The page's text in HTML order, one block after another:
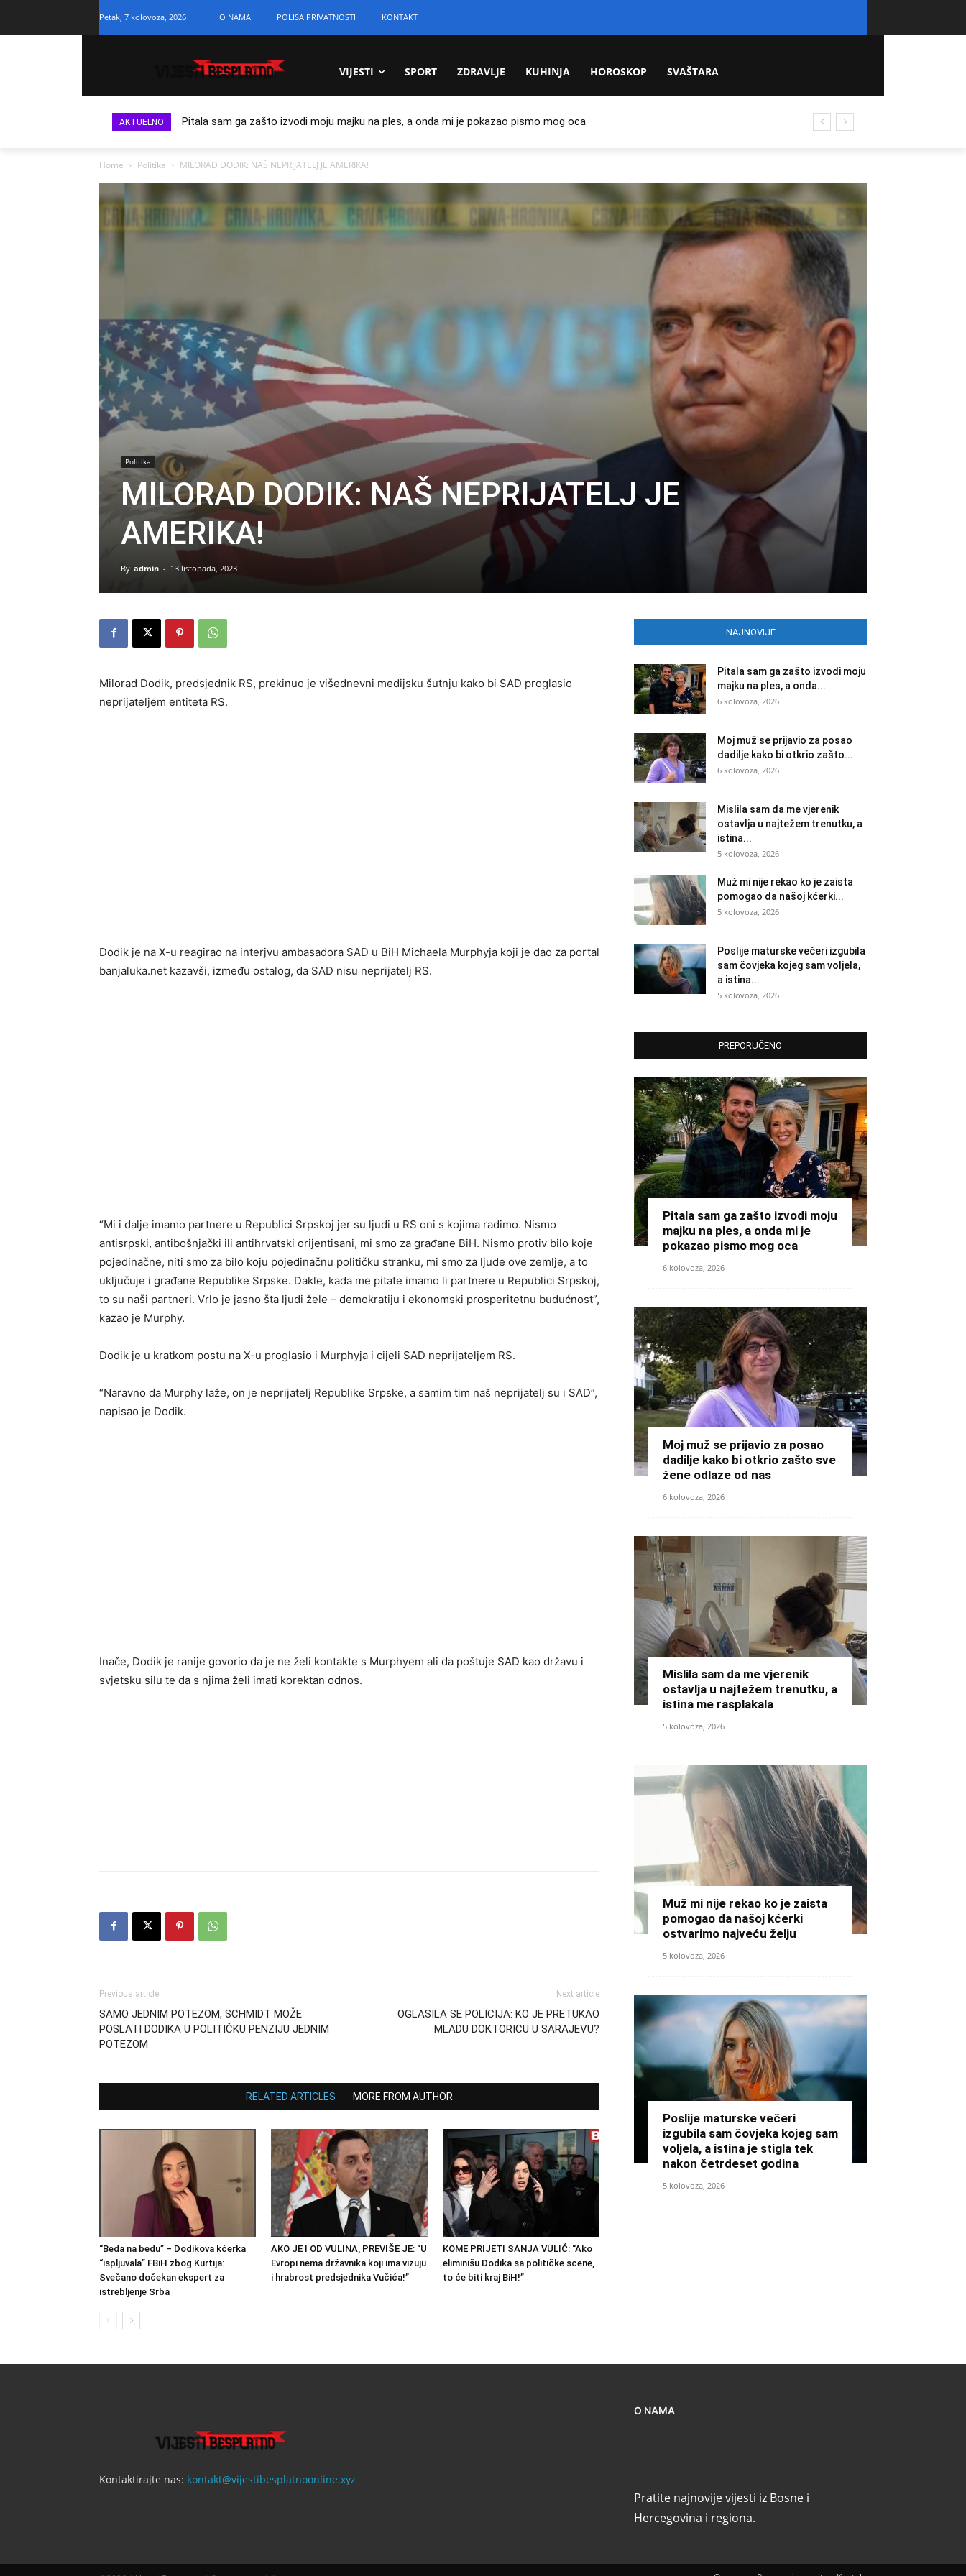
Petak, 7 kolovoza, 2026 O NAMA POLISA PRIVATNOSTI KONTAKT
VIJESTI SPORT ZDRAVLJE KUHINJA HOROSKOP SVAŠTARA
AKTUELNO Pitala sam ga zašto izvodi moju majku na ples, a onda mi je pokazao pismo mog oca
Home Politika MILORAD DODIK: NAŠ NEPRIJATELJ JE AMERIKA!
Politika
MILORAD DODIK: NAŠ NEPRIJATELJ JE
AMERIKA!
By admin - 13 listopada, 2023
Milorad Dodik, predsjednik RS, prekinuo je višednevni medijsku šutnju kako bi SAD proglasio
neprijateljem entiteta RS.
Dodik je na X-u reagirao na interjvu ambasadora SAD u BiH Michaela Murphyja koji je dao za portal
banjaluka.net kazavši, između ostalog, da SAD nisu neprijatelj RS.
“Mi i dalje imamo partnere u Republici Srpskoj jer su ljudi u RS oni s kojima radimo. Nismo
antisrpski, antibošnjački ili antihrvatski orijentisani, mi smo za građane BiH. Nismo protiv bilo koje
pojedinačne, niti smo za bilo koju pojedinačnu političku stranku, mi smo za ljude ove zemlje, a to
uključuje i građane Republike Srpske. Dakle, kada me pitate imamo li partnere u Republici Srpskoj,
to su naši partneri. Vrlo je jasno šta ljudi žele – demokratiju i ekonomski prosperitetnu budućnost”,
kazao je Murphy.
Dodik je u kratkom postu na X-u proglasio i Murphyja i cijeli SAD neprijateljem RS.
“Naravno da Murphy laže, on je neprijatelj Republike Srpske, a samim tim naš neprijatelj su i SAD”,
napisao je Dodik.
Inače, Dodik je ranije govorio da je ne želi kontakte s Murphyem ali da poštuje SAD kao državu i
svjetsku silu te da s njima želi imati korektan odnos.
Previous article
SAMO JEDNIM POTEZOM, SCHMIDT MOŽE
POSLATI DODIKA U POLITIČKU PENZIJU JEDNIM
POTEZOM
Next article
OGLASILA SE POLICIJA: KO JE PRETUKAO
MLADU DOKTORICU U SARAJEVU?
RELATED ARTICLES MORE FROM AUTHOR
“Beda na bedu” – Dodikova kćerka
“ispljuvala” FBiH zbog Kurtija:
Svečano dočekan ekspert za
istrebljenje Srba
AKO JE I OD VULINA, PREVIŠE JE: “U
Evropi nema državnika koji ima vizuju
i hrabrost predsjednika Vučića!”
KOME PRIJETI SANJA VULIĆ: “Ako
eliminišu Dodika sa političke scene,
to će biti kraj BiH!”
NAJNOVIJE
Pitala sam ga zašto izvodi moju
majku na ples, a onda...
6 kolovoza, 2026
Moj muž se prijavio za posao
dadilje kako bi otkrio zašto...
6 kolovoza, 2026
Mislila sam da me vjerenik
ostavlja u najtežem trenutku, a
istina...
5 kolovoza, 2026
Muž mi nije rekao ko je zaista
pomogao da našoj kćerki...
5 kolovoza, 2026
Poslije maturske večeri izgubila
sam čovjeka kojeg sam voljela,
a istina...
5 kolovoza, 2026
PREPORUČENO
Pitala sam ga zašto izvodi moju
majku na ples, a onda mi je
pokazao pismo mog oca
6 kolovoza, 2026
Moj muž se prijavio za posao
dadilje kako bi otkrio zašto sve
žene odlaze od nas
6 kolovoza, 2026
Mislila sam da me vjerenik
ostavlja u najtežem trenutku, a
istina me rasplakala
5 kolovoza, 2026
Muž mi nije rekao ko je zaista
pomogao da našoj kćerki
ostvarimo najveću želju
5 kolovoza, 2026
Poslije maturske večeri
izgubila sam čovjeka kojeg sam
voljela, a istina je stigla tek
nakon četrdeset godina
5 kolovoza, 2026
O NAMA
Kontaktirajte nas: kontakt@vijestibesplatnoonline.xyz
Pratite najnovije vijesti iz Bosne i
Hercegovina i regiona.